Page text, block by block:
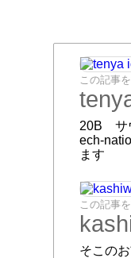
この記事
20B サ
ech-
ます
この記事
そこの